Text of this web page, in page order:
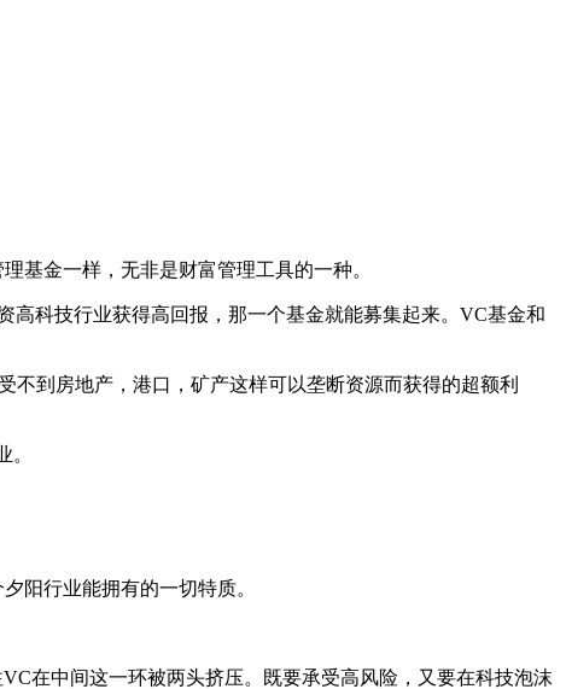
基金一样，无非是财富管理工具的一种。
科技行业获得高回报，那一个基金就能募集起来。VC基金和
到房地产，港口，矿产这样可以垄断资源而获得的超额利
阳行业能拥有的一切特质。
在中间这一环被两头挤压。既要承受高风险，又要在科技泡沫